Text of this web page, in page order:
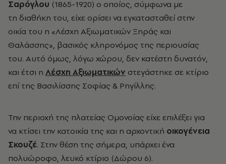
Σαρόγλου (1865-1920) ο οποίος, σύμφωνα με
τη διαθήκη του, είχε ορίσει να εγκατασταθεί στην
οικία του η «Λέσχη Αξιωματικών Ξηράς και
Θαλάσσης», βασικός κληρονόμος της περιουσίας
του. Αυτό όμως, λόγω χώρου, δεν κατέστη δυνατόν,
και έτσι η Λέσχη Αξιωματικών στεγάστηκε σε κτίριο
επί της Βασιλίσσης Σοφίας & Ρηγίλλης.
Την περιοχή της πλατείας Ομονοίας είχε επιλέξει για
να κτίσει την κατοικία της και η αρχοντική οικογένεια
Σκουζέ. Στην θέση της σήμερα, υπάρχει ένα
πολυώροφο, λευκό κτίριο (Δώρου 6).